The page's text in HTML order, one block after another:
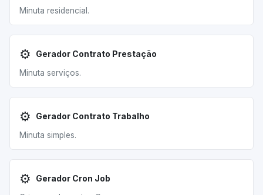
Minuta residencial.
⚙️ Gerador Contrato Prestação
Minuta serviços.
⚙️ Gerador Contrato Trabalho
Minuta simples.
⚙️ Gerador Cron Job